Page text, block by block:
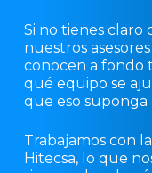
Si no tienes claro
nuestros
conocen a fondo
qué equipo se
que eso suponga
Trabajamos con
Hitecsa, lo que